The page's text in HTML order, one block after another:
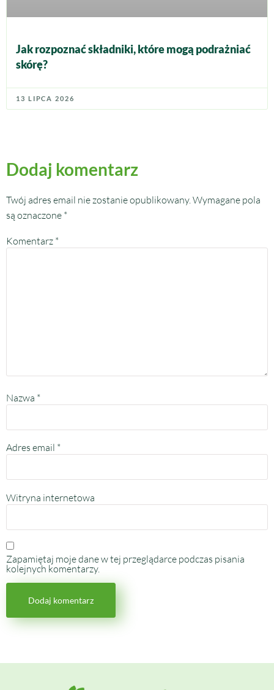
Jak rozpoznać składniki, które mogą podrażniać
skórę?
13 LIPCA 2026
Dodaj komentarz
Twój adres email nie zostanie opublikowany.Wymagane pola
są oznaczone *
Komentarz *
Nazwa *
Adres email *
Witryna internetowa
Zapamiętaj moje dane w tej przeglądarce podczas pisania
kolejnych komentarzy.